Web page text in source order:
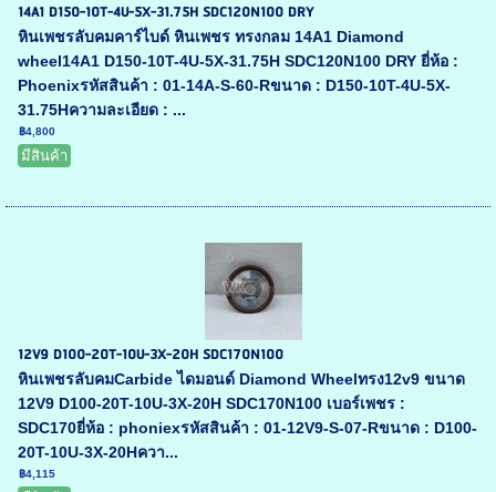
14A1 D150-10T-4U-5X-31.75H SDC120N100 DRY
หินเพชรลับคมคาร์ไบด์ หินเพชร ทรงกลม 14A1 Diamond
wheel14A1 D150-10T-4U-5X-31.75H SDC120N100 DRY ยี่ห้อ :
Phoenixรหัสสินค้า : 01-14A-S-60-Rขนาด : D150-10T-4U-5X-
31.75Hความละเอียด : ...
฿4,800
มีสินค้า
12V9 D100-20T-10U-3X-20H SDC170N100
หินเพชรลับคมCarbide ไดมอนด์ Diamond Wheelทรง12v9 ขนาด
12V9 D100-20T-10U-3X-20H SDC170N100 เบอร์เพชร :
SDC170ยี่ห้อ : phoniexรหัสสินค้า : 01-12V9-S-07-Rขนาด : D100-
20T-10U-3X-20Hควา...
฿4,115